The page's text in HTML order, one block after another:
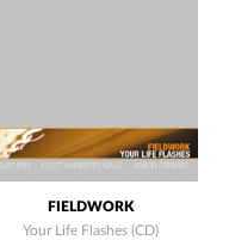
FIELDWORK
Your Life Flashes (CD)